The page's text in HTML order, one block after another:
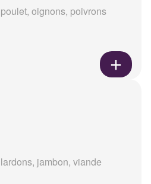
oignons, poivrons
jambon, viande